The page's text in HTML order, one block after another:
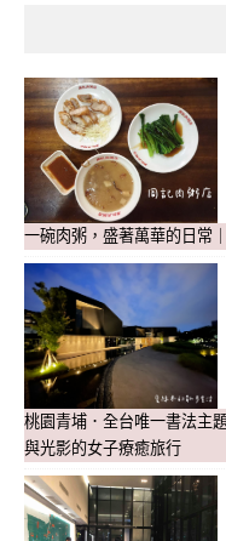
一碗肉粥，盛著萬華的日常
桃園青埔．全台唯一書法主
與光影的女子療癒旅行